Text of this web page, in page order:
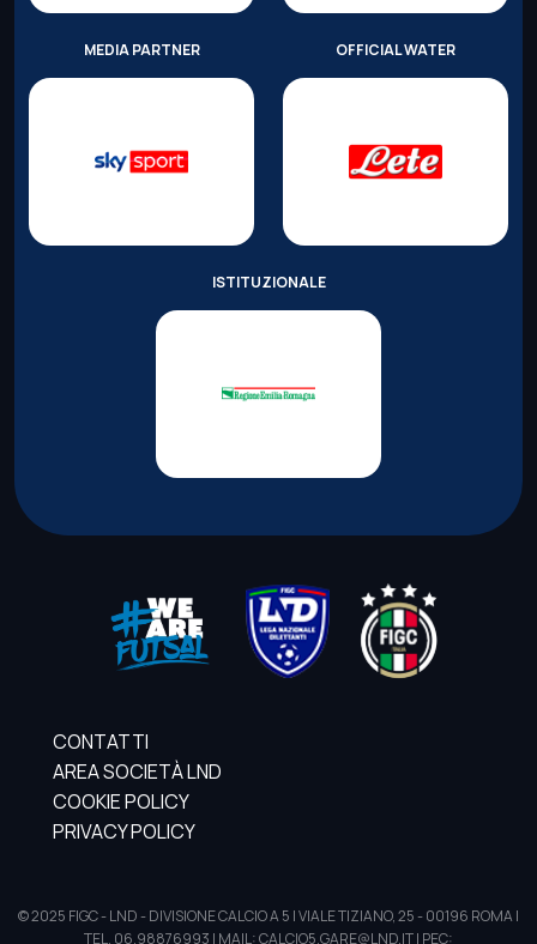
MEDIA PARTNER OFFICIAL WATER
ISTITUZIONALE
CONTATTI
AREA SOCIETÀ LND
COOKIE POLICY
PRIVACY POLICY
© 2025 FIGC - LND - DIVISIONE CALCIO A 5 | VIALE TIZIANO, 25 - 00196 ROMA |
TEL. 06.98876993 | MAIL: CALCIO5.GARE@LND.IT | PEC: